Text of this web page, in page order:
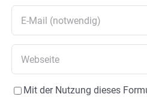
Mit der Nutzung dieses